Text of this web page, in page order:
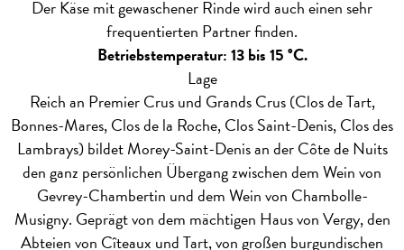
Der Käse mit gewaschener Rinde wird auch einen sehr
frequentierten Partner finden.
Betriebstemperatur: 13 bis 15 °C.
Lage
Reich an Premier Crus und Grands Crus (Clos de Tart,
Bonnes-Mares, Clos de la Roche, Clos Saint-Denis, Clos des
Lambrays) bildet Morey-Saint-Denis an der Côte de Nuits
den ganz persönlichen Übergang zwischen dem Wein von
Gevrey-Chambertin und dem Wein von Chambolle-
Musigny. Geprägt von dem mächtigen Haus von Vergy, den
Abteien von Cîteaux und Tart, von großen burgundischen